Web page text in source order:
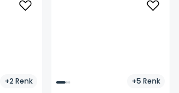
+2 Renk +5 Renk